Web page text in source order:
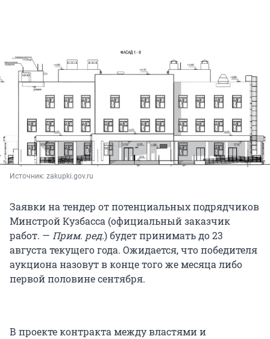
Источник: zakupki.gov.ru
Заявки на тендер от потенциальных подрядчиков
Минстрой Кузбасса (официальный заказчик
работ. — Прим. ред.) будет принимать до 23
августа текущего года. Ожидается, что победителя
аукциона назовут в конце того же месяца либо
первой половине сентября.
В проекте контракта между властями и